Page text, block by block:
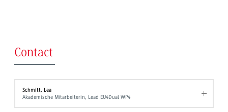
Contact
Schmitt, Lea
Akademische Mitarbeiterin, Lead EU4Dual WP4